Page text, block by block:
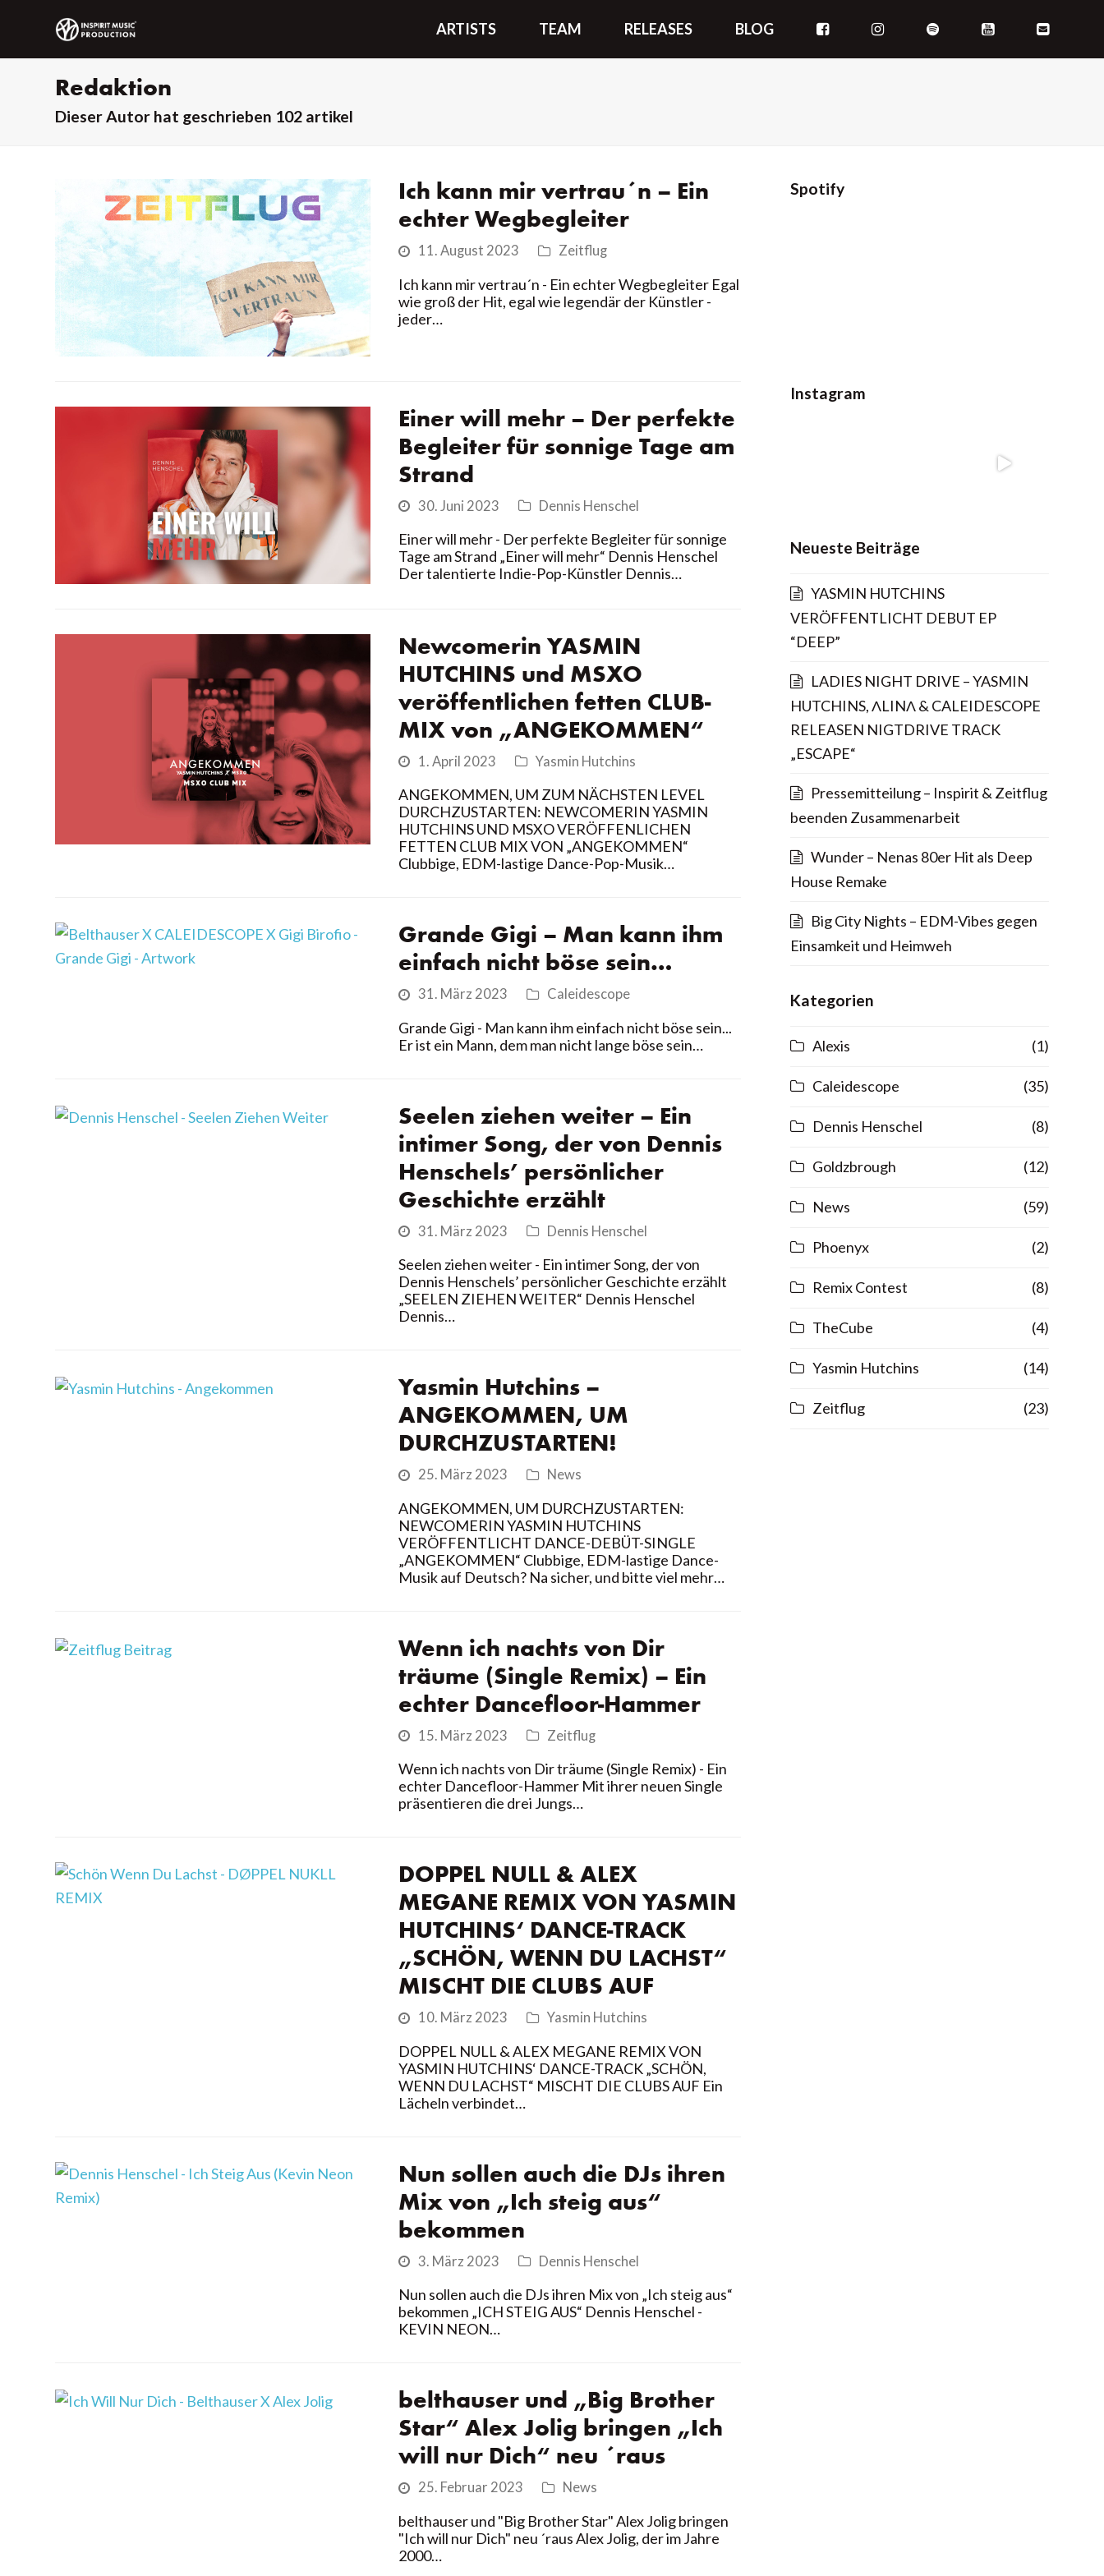
ARTISTS TEAM RELEASES BLOG
Redaktion
Dieser Autor hat geschrieben 102 artikel
Ich kann mir vertrau´n – Ein
echter Wegbegleiter
11. August 2023 Zeitflug
Ich kann mir vertrau´n - Ein echter Wegbegleiter Egal
wie groß der Hit, egal wie legendär der Künstler -
jeder…
Einer will mehr – Der perfekte
Begleiter für sonnige Tage am
Strand
30. Juni 2023 Dennis Henschel
Einer will mehr - Der perfekte Begleiter für sonnige
Tage am Strand „Einer will mehr“ Dennis Henschel
Der talentierte Indie-Pop-Künstler Dennis…
Newcomerin YASMIN
HUTCHINS und MSXO
veröffentlichen fetten CLUB-
MIX von „ANGEKOMMEN“
1. April 2023 Yasmin Hutchins
ANGEKOMMEN, UM ZUM NÄCHSTEN LEVEL
DURCHZUSTARTEN: NEWCOMERIN YASMIN
HUTCHINS UND MSXO VERÖFFENLICHEN
FETTEN CLUB MIX VON „ANGEKOMMEN“
Clubbige, EDM-lastige Dance-Pop-Musik…
Grande Gigi – Man kann ihm
einfach nicht böse sein…
31. März 2023 Caleidescope
Grande Gigi - Man kann ihm einfach nicht böse sein...
Er ist ein Mann, dem man nicht lange böse sein…
Seelen ziehen weiter – Ein
intimer Song, der von Dennis
Henschels’ persönlicher
Geschichte erzählt
31. März 2023 Dennis Henschel
Seelen ziehen weiter - Ein intimer Song, der von
Dennis Henschels’ persönlicher Geschichte erzählt
„SEELEN ZIEHEN WEITER“ Dennis Henschel
Dennis…
Yasmin Hutchins –
ANGEKOMMEN, UM
DURCHZUSTARTEN!
25. März 2023 News
ANGEKOMMEN, UM DURCHZUSTARTEN:
NEWCOMERIN YASMIN HUTCHINS
VERÖFFENTLICHT DANCE-DEBÜT-SINGLE
„ANGEKOMMEN“ Clubbige, EDM-lastige Dance-
Musik auf Deutsch? Na sicher, und bitte viel mehr…
Wenn ich nachts von Dir
träume (Single Remix) – Ein
echter Dancefloor-Hammer
15. März 2023 Zeitflug
Wenn ich nachts von Dir träume (Single Remix) - Ein
echter Dancefloor-Hammer Mit ihrer neuen Single
präsentieren die drei Jungs…
DOPPEL NULL & ALEX
MEGANE REMIX VON YASMIN
HUTCHINS‘ DANCE-TRACK
„SCHÖN, WENN DU LACHST“
MISCHT DIE CLUBS AUF
10. März 2023 Yasmin Hutchins
DOPPEL NULL & ALEX MEGANE REMIX VON
YASMIN HUTCHINS‘ DANCE-TRACK „SCHÖN,
WENN DU LACHST“ MISCHT DIE CLUBS AUF Ein
Lächeln verbindet…
Nun sollen auch die DJs ihren
Mix von „Ich steig aus“
bekommen
3. März 2023 Dennis Henschel
Nun sollen auch die DJs ihren Mix von „Ich steig aus“
bekommen „ICH STEIG AUS“ Dennis Henschel -
KEVIN NEON…
belthauser und „Big Brother
Star“ Alex Jolig bringen „Ich
will nur Dich“ neu ´raus
25. Februar 2023 News
belthauser und "Big Brother Star" Alex Jolig bringen
"Ich will nur Dich" neu ´raus Alex Jolig, der im Jahre
2000…
Spotify
Instagram
Neueste Beiträge
YASMIN HUTCHINS
VERÖFFENTLICHT DEBUT EP
“DEEP”
LADIES NIGHT DRIVE – YASMIN
HUTCHINS, ΛLINΛ & CALEIDESCOPE
RELEASEN NIGTDRIVE TRACK
„ESCAPE“
Pressemitteilung – Inspirit & Zeitflug
beenden Zusammenarbeit
Wunder – Nenas 80er Hit als Deep
House Remake
Big City Nights – EDM-Vibes gegen
Einsamkeit und Heimweh
Kategorien
Alexis (1)
Caleidescope (35)
Dennis Henschel (8)
Goldzbrough (12)
News (59)
Phoenyx (2)
Remix Contest (8)
TheCube (4)
Yasmin Hutchins (14)
Zeitflug (23)